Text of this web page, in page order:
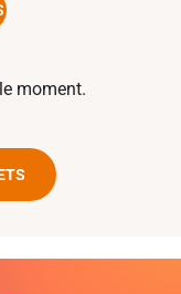
moment.